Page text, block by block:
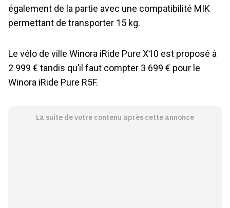
également de la partie avec une compatibilité MIK
permettant de transporter 15 kg.
Le vélo de ville Winora iRide Pure X10 est proposé à
2 999 € tandis qu’il faut compter 3 699 € pour le
Winora iRide Pure R5F.
La suite de votre contenu après cette annonce